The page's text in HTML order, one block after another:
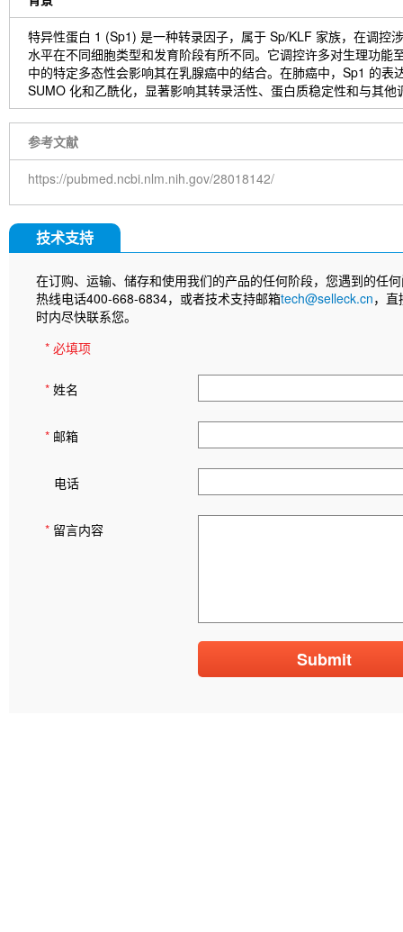
特异性蛋白 1 (Sp1) 是一种转录因子，属于 Sp/KLF 家族，在调控
水平在不同细胞类型和发育阶段有所不同。它调控许多对生理功
中的特定多态性会影响其在乳腺癌中的结合。在肺癌中，Sp1 的
SUMO 化和乙酰化，显著影响其转录活性、蛋白质稳定性和与其
参考文献
https://pubmed.ncbi.nlm.nih.gov/28018142/
技术支持
在订购、运输、储存和使用我们的产品的任何阶段，您遇到的任
热线电话400-668-6834，或者技术支持邮箱tech@selleck.cn，
时内尽快联系您。
* 必填项
* 姓名
* 邮箱
电话
* 留言内容